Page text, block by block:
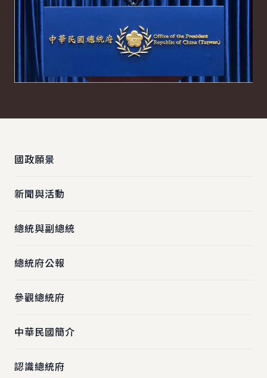
國政願景
新聞與活動
總統與副總統
總統府公報
參觀總統府
中華民國簡介
認識總統府